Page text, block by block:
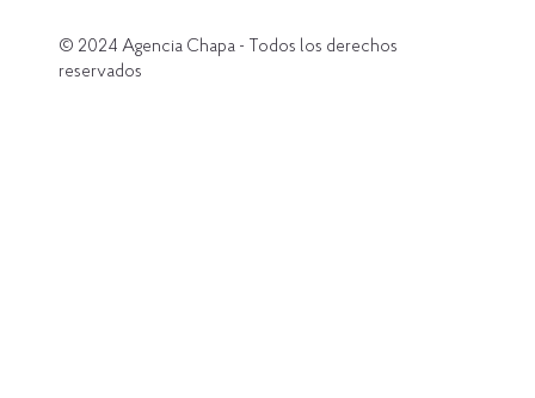
© 2024 Agencia Chapa- Todos los derechos
reservados